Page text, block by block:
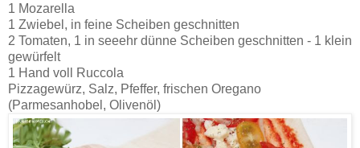
1 Mozarella
1 Zwiebel, in feine Scheiben geschnitten
2 Tomaten, 1 in seeehr dünne Scheiben geschnitten - 1 klein
gewürfelt
1 Hand voll Ruccola
Pizzagewürz, Salz, Pfeffer, frischen Oregano
(Parmesanhobel, Olivenöl)